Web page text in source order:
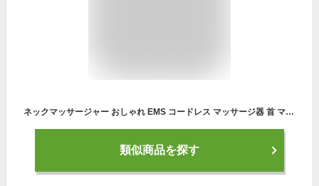
ネックマッサージャー おしゃれ EMS コードレス マッサージ器 首 マッサージ機 肩 肩こり 温熱 低周波 パルス 健康 プレゼント ヒートネック 折り畳み コンパクト 軽量 男性 女性 たためる 健康器具 ギフト 癒し 解消 リラックス 肩もみ 送料無料 ###首掛EMSD18A-###
類似商品を探す